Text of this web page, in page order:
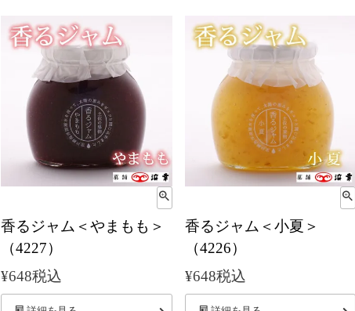
香るジャム＜やまもも＞
（4227）
¥648税込
香るジャム＜小夏＞
（4226）
¥648税込